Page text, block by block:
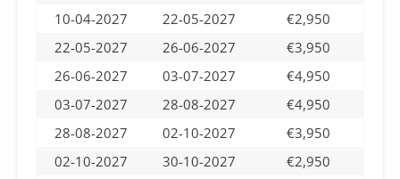
10-04-2027
22-05-2027
€2,950
22-05-2027
26-06-2027
€3,950
26-06-2027
03-07-2027
€4,950
03-07-2027
28-08-2027
€4,950
28-08-2027
02-10-2027
€3,950
02-10-2027
30-10-2027
€2,950